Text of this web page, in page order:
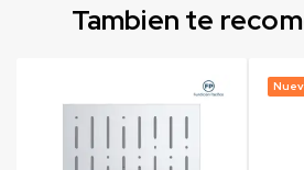
Tambien te